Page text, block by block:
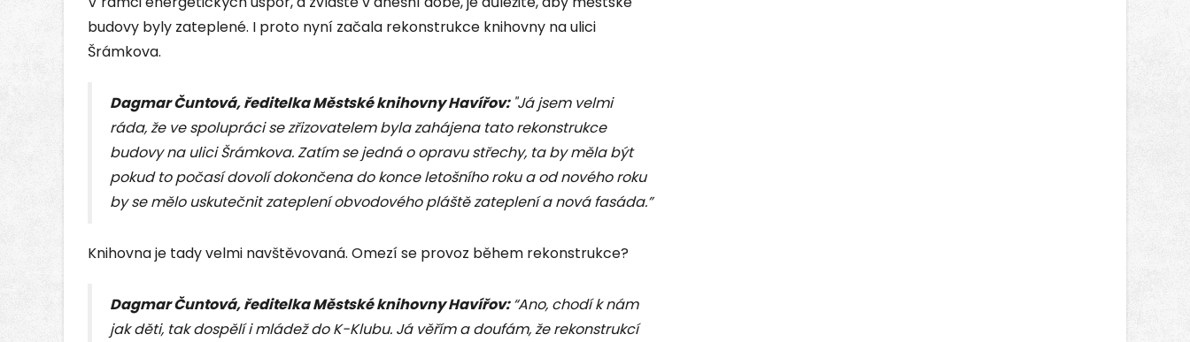
budovy byly zateplené. I proto nyní začala rekonstrukce knihovny na ulici
Šrámkova.
Dagmar Čuntová, ředitelka Městské knihovny Havířov: "Já jsem velmi
ráda, že ve spolupráci se zřizovatelem byla zahájena tato rekonstrukce
budovy na ulici Šrámkova. Zatím se jedná o opravu střechy, ta by měla být
pokud to počasí dovolí dokončena do konce letošního roku a od nového roku
by se mělo uskutečnit zateplení obvodového pláště zateplení a nová fasáda.”
Knihovna je tady velmi navštěvovaná. Omezí se provoz během rekonstrukce?
Dagmar Čuntová, ředitelka Městské knihovny Havířov:“Ano, chodí k nám
jak děti, tak dospělí i mládež do K-Klubu. Já věřím a doufám, že rekonstrukcí